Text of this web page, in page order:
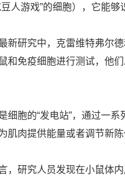
豆人游戏”的细胞），它能
研究中，克雷维特弗尔德
和免疫细胞进行测试，他
胞的“发电站”，通过一系
肌肉提供能量或者调节新陈
研究人员发现在小鼠体内